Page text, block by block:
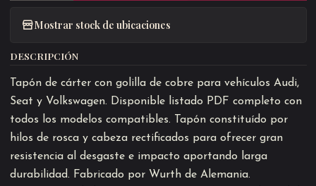
Mostrar stock de ubicaciones
DESCRIPCIÓN
Tapón de cárter con golilla de cobre para vehículos Audi,
Seat y Volkswagen. Disponible listado PDF completo con
todos los modelos compatibles. Tapón constituído por
hilos de rosca y cabeza rectificados para ofrecer gran
resistencia al desgaste e impacto aportando larga
durabilidad. Fabricado por Wurth de Alemania.